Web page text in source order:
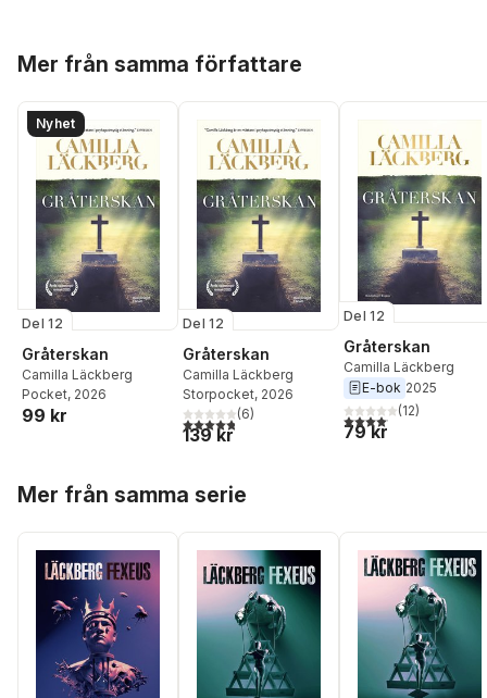
Mer från samma författare
Nyhet
Del 12
Gråterskan
Camilla Läckberg
Pocket, 2026
99 kr
Del 12
Gråterskan
Camilla Läckberg
Storpocket, 2026
4,8utav 5 stjärnor. Totalt antal röster:
(6)
139 kr
Del 12
Gråterskan
Camilla Läckberg
E-bok 2025
4,1utav 5 stjärnor.
(12)
79 kr
Mer från samma serie